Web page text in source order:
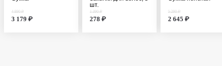
4 890 ₽
3 179 ₽
шт.
1 390 ₽
278 ₽
5 290 ₽
2 645 ₽